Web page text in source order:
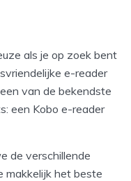
als je op zoek bent
e-reader
van de bekendste
een Kobo e-reader
de verschillende
makkelijk het beste